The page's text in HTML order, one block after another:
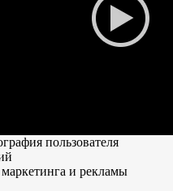
и рекламы